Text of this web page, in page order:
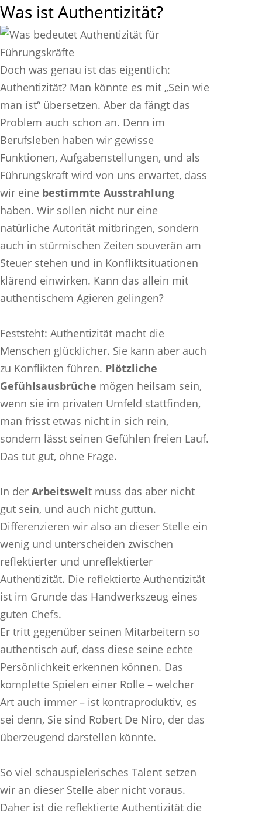
Was ist Authentizität?
Doch was genau ist das eigentlich:
Authentizität? Man könnte es mit „Sein wie
man ist“ übersetzen. Aber da fängt das
Problem auch schon an. Denn im
Berufsleben haben wir gewisse
Funktionen, Aufgabenstellungen, und als
Führungskraft wird von uns erwartet, dass
wir eine bestimmte Ausstrahlung
haben. Wir sollen nicht nur eine
natürliche Autorität mitbringen, sondern
auch in stürmischen Zeiten souverän am
Steuer stehen und in Konfliktsituationen
klärend einwirken. Kann das allein mit
authentischem Agieren gelingen?
Feststeht: Authentizität macht die
Menschen glücklicher. Sie kann aber auch
zu Konflikten führen. Plötzliche
Gefühlsausbrüche mögen heilsam sein,
wenn sie im privaten Umfeld stattfinden,
man frisst etwas nicht in sich rein,
sondern lässt seinen Gefühlen freien Lauf.
Das tut gut, ohne Frage.
In der Arbeitswelt muss das aber nicht
gut sein, und auch nicht guttun.
Differenzieren wir also an dieser Stelle ein
wenig und unterscheiden zwischen
reflektierter und unreflektierter
Authentizität. Die reflektierte Authentizität
ist im Grunde das Handwerkszeug eines
guten Chefs.
Er tritt gegenüber seinen Mitarbeitern so
authentisch auf, dass diese seine echte
Persönlichkeit erkennen können. Das
komplette Spielen einer Rolle – welcher
Art auch immer – ist kontraproduktiv, es
sei denn, Sie sind Robert De Niro, der das
überzeugend darstellen könnte.
So viel schauspielerisches Talent setzen
wir an dieser Stelle aber nicht voraus.
Daher ist die reflektierte Authentizität die